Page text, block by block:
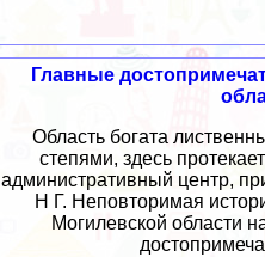
Главные
Область богата
степями, здесь
административный центр,
Н Г. Неповторимая
Могилевской области